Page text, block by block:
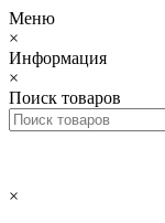
Меню
×
Информация
×
Поиск товаров
×